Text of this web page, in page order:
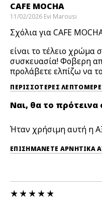
CAFE MOCHA
11/02/2026 Evi Marousi
Σχόλια για CAFE
είναι το τέλειο χρώμα
συσκευασία! Φοβερη
προλάβετε ελπίζω να
ΠΕΡΙΣΣΌΤΕΡΕΣ
Ναι, θα το πρότεινα
Ήταν χρήσιμη αυτή η